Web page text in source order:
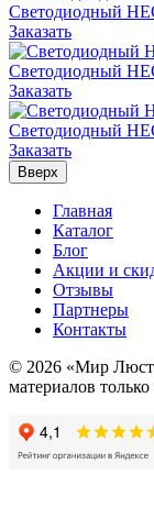
Светодиодный
Заказать
Светодиодный
Заказать
Светодиодный
Заказать
Вверх
Главная
Каталог
Блог
Акции и
Отзывы
Партнеры
Контакты
© 2026 «Мир
материалов